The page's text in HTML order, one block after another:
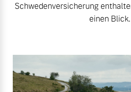
Mehr
Jetzt
Versicherung
Schwedenversicherung
einen Blick.